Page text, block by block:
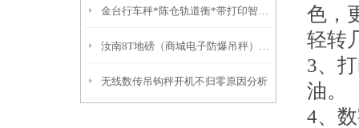
金台行车秤*陈仓轨道衡*带打印智能电子秤*眉县15吨吊秤
汝南8T地磅（商城电子防爆吊秤）驻马店电子轨道衡故障解决方案：
无线数传吊钩秤开机不归零原因分析
色，
轻转
3、
油。
4、